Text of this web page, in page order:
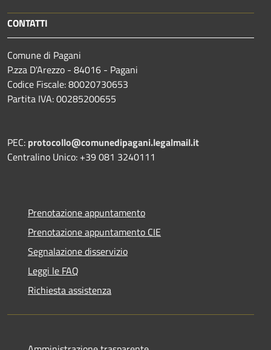
CONTATTI
Comune di Pagani
P.zza D'Arezzo - 84016 - Pagani
Codice Fiscale: 80020730653
Partita IVA: 00285200655
PEC: protocollo@comunedipagani.legalmail.it
Centralino Unico: +39 081 3240111
Prenotazione appuntamento
Prenotazione appuntamento CIE
Segnalazione disservizio
Leggi le FAQ
Richiesta assistenza